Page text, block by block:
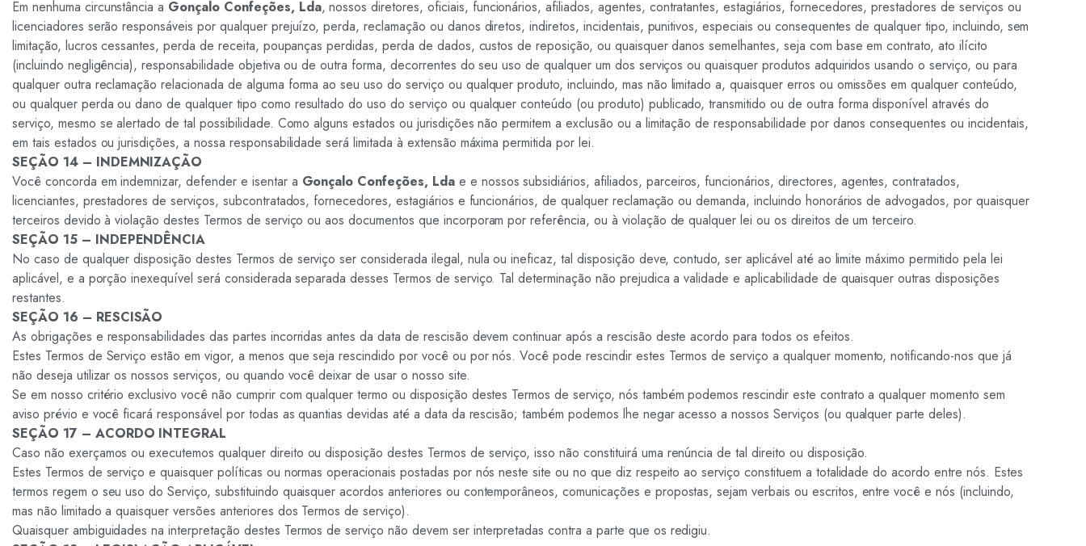
Em nenhuma circunstância a Gonçalo Confeções, Lda, nossos diretores, oficiais, funcionários, afiliados, agentes, contratantes, estagiários, fornecedores, prestadores de serviços ou
licenciadores serão responsáveis por qualquer prejuízo, perda, reclamação ou danos diretos, indiretos, incidentais, punitivos, especiais ou consequentes de qualquer tipo, incluindo, sem
limitação, lucros cessantes, perda de receita, poupanças perdidas, perda de dados, custos de reposição, ou quaisquer danos semelhantes, seja com base em contrato, ato ilícito
(incluindo negligência), responsabilidade objetiva ou de outra forma, decorrentes do seu uso de qualquer um dos serviços ou quaisquer produtos adquiridos usando o serviço, ou para
qualquer outra reclamação relacionada de alguma forma ao seu uso do serviço ou qualquer produto, incluindo, mas não limitado a, quaisquer erros ou omissões em qualquer conteúdo,
ou qualquer perda ou dano de qualquer tipo como resultado do uso do serviço ou qualquer conteúdo (ou produto) publicado, transmitido ou de outra forma disponível através do
serviço, mesmo se alertado ​​de tal possibilidade. Como alguns estados ou jurisdições não permitem a exclusão ou a limitação de responsabilidade por danos consequentes ou incidentais,
em tais estados ou jurisdições, a nossa responsabilidade será limitada à extensão máxima permitida por lei.
SEÇÃO 14 – INDEMNIZAÇÃO
Você concorda em indemnizar, defender e isentar a Gonçalo Confeções, Ldae e nossos subsidiários, afiliados, parceiros, funcionários, directores, agentes, contratados,
licenciantes, prestadores de serviços, subcontratados, fornecedores, estagiários e funcionários, de qualquer reclamação ou demanda, incluindo honorários de advogados, por quaisquer
terceiros devido à violação destes Termos de serviço ou aos documentos que incorporam por referência, ou à violação de qualquer lei ou os direitos de um terceiro.
SEÇÃO 15 – INDEPENDÊNCIA
No caso de qualquer disposição destes Termos de serviço ser considerada ilegal, nula ou ineficaz, tal disposição deve, contudo, ser aplicável até ao limite máximo permitido pela lei
aplicável, e a porção inexequível será considerada separada desses Termos de serviço. Tal determinação não prejudica a validade e aplicabilidade de quaisquer outras disposições
restantes.
SEÇÃO 16 – RESCISÃO
As obrigações e responsabilidades das partes incorridas antes da data de rescisão devem continuar após a rescisão deste acordo para todos os efeitos.
Estes Termos de Serviço estão em vigor, a menos que seja rescindido por você ou por nós. Você pode rescindir estes Termos de serviço a qualquer momento, notificando-nos que já
não deseja utilizar os nossos serviços, ou quando você deixar de usar o nosso site.
Se em nosso critério exclusivo você não cumprir com qualquer termo ou disposição destes Termos de serviço, nós também podemos rescindir este contrato a qualquer momento sem
aviso prévio e você ficará responsável por todas as quantias devidas até a data da rescisão; também podemos lhe negar acesso a nossos Serviços (ou qualquer parte deles).
SEÇÃO 17 – ACORDO INTEGRAL
Caso não exerçamos ou executemos qualquer direito ou disposição destes Termos de serviço, isso não constituirá uma renúncia de tal direito ou disposição.
Estes Termos de serviço e quaisquer políticas ou normas operacionais postadas por nós neste site ou no que diz respeito ao serviço constituem a totalidade do acordo entre nós. Estes
termos regem o seu uso do Serviço, substituindo quaisquer acordos anteriores ou contemporâneos, comunicações e propostas, sejam verbais ou escritos, entre você e nós (incluindo,
mas não limitado a quaisquer versões anteriores dos Termos de serviço).
Quaisquer ambiguidades na interpretação destes Termos de serviço não devem ser interpretadas contra a parte que os redigiu.